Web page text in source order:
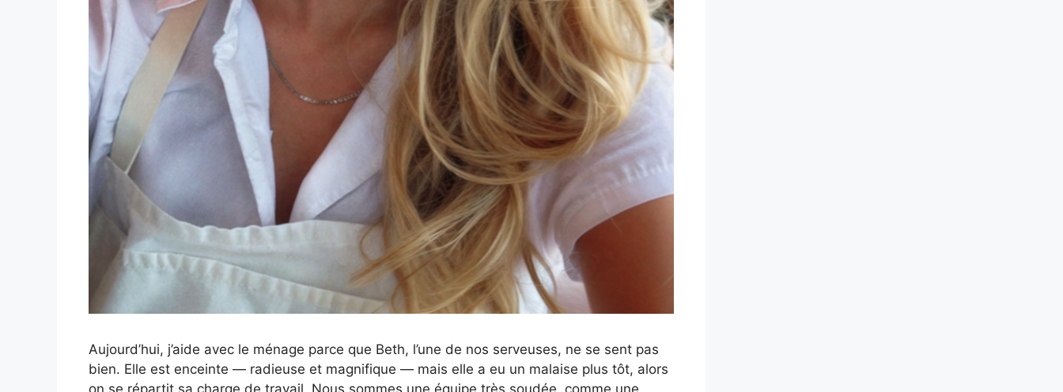
Aujourd’hui, j’aide avec le ménage parce que Beth, l’une de nos serveuses, ne se sent pas
bien. Elle est enceinte — radieuse et magnifique — mais elle a eu un malaise plus tôt, alors
on se répartit sa charge de travail. Nous sommes une équipe très soudée, comme une